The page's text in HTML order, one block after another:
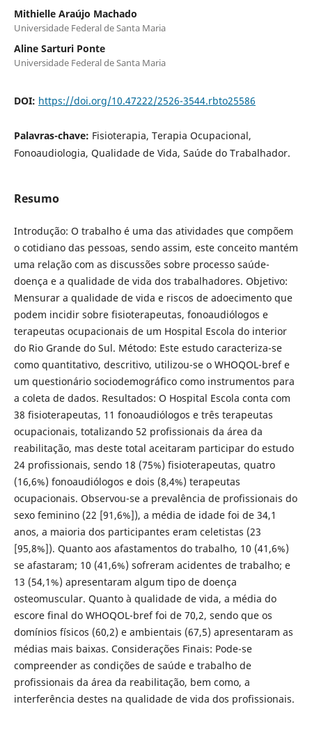
Mithielle Araújo Machado
Universidade Federal de Santa Maria
Aline Sarturi Ponte
Universidade Federal de Santa Maria
DOI: https://doi.org/10.47222/2526-3544.rbto25586
Palavras-chave: Fisioterapia, Terapia Ocupacional,
Fonoaudiologia, Qualidade de Vida, Saúde do Trabalhador.
Resumo
Introdução: O trabalho é uma das atividades que compõem
o cotidiano das pessoas, sendo assim, este conceito mantém
uma relação com as discussões sobre processo saúde-
doença e a qualidade de vida dos trabalhadores. Objetivo:
Mensurar a qualidade de vida e riscos de adoecimento que
podem incidir sobre fisioterapeutas, fonoaudiólogos e
terapeutas ocupacionais de um Hospital Escola do interior
do Rio Grande do Sul. Método: Este estudo caracteriza-se
como quantitativo, descritivo, utilizou-se o WHOQOL-bref e
um questionário sociodemográfico como instrumentos para
a coleta de dados. Resultados: O Hospital Escola conta com
38 fisioterapeutas, 11 fonoaudiólogos e três terapeutas
ocupacionais, totalizando 52 profissionais da área da
reabilitação, mas deste total aceitaram participar do estudo
24 profissionais, sendo 18 (75%) fisioterapeutas, quatro
(16,6%) fonoaudiólogos e dois (8,4%) terapeutas
ocupacionais. Observou-se a prevalência de profissionais do
sexo feminino (22 [91,6%]), a média de idade foi de 34,1
anos, a maioria dos participantes eram celetistas (23
[95,8%]). Quanto aos afastamentos do trabalho, 10 (41,6%)
se afastaram; 10 (41,6%) sofreram acidentes de trabalho; e
13 (54,1%) apresentaram algum tipo de doença
osteomuscular. Quanto à qualidade de vida, a média do
escore final do WHOQOL-bref foi de 70,2, sendo que os
domínios físicos (60,2) e ambientais (67,5) apresentaram as
médias mais baixas. Considerações Finais: Pode-se
compreender as condições de saúde e trabalho de
profissionais da área da reabilitação, bem como, a
interferência destes na qualidade de vida dos profissionais.